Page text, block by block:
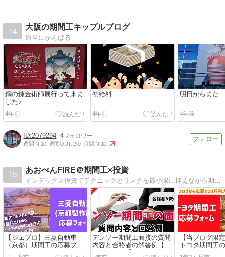
14
大阪の期間工キップルブログ
適当にがんばる
鋼の錬金術師展行って来ま
した♪
4年前
初給料
4年前
明日からまた…
4年前
2079294 4
週間IN:10 週間OUT:150 月間IN:10
15
あおぺんFIRE＠期間工×投資
インデックス投資でテクニックとリスクを最小限に抑えながら期間工でFIRE（経済的自由）を目指すブログです！期間工なら家賃・光熱費が無料。入金力を極限まで高めて稼げるコスパ最強の職業です！現在の運用資産：1800万円 毎月30万円積立て
【ジェプロ】三菱自動車
（京都）期間工の応募フォ
デンソー期間工面接の質問
内容と合格者の解答例【丸
パクリでOK】
【当ブログ限
トヨタ期間工
ム｜スタッフ